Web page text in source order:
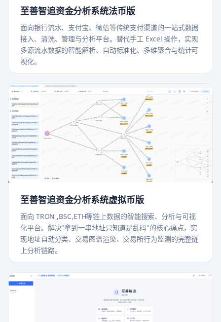
至善智追资金分析系统法币版
面向银行流水、支付宝、微信等传统支付渠道的一站式数据
接入、清洗、管理与分析平台。替代手工 Excel 操作，实现
多源流水数据的智能解析、自动标准化、多维聚合与统计可
视化。
至善智追资金分析系统虚拟币版
面向 TRON ,BSC,ETH等链上数据的智能搜索、分析与可视
化平台。解决"拿到一串地址只知道是乱码"的核心痛点，实
现地址自动分类、交易图谱渲染、交易所行为监测的完整链
上分析链路。